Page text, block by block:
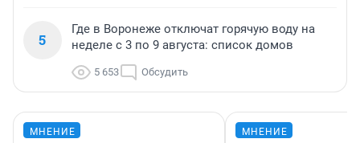
5
Где в Воронеже отключат горячую воду на
неделе с 3 по 9 августа: список домов
5 653 Обсудить
МНЕНИЕ МНЕНИЕ